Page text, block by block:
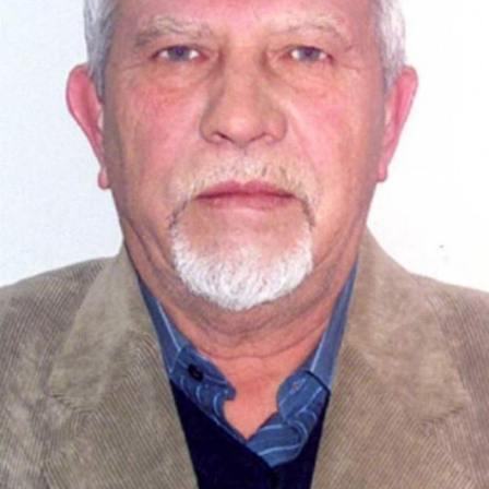
СТРУКТУРА
Президія НАН України
Апарат Президії
Секція фізико-технічних і математичних
Секція хімічних і біологічних наук
Секція суспільних і гуманітарних наук
Установи при Президії
Ради, комітети та комісії
Наукові центри МОН та НАН України
Громадські організації